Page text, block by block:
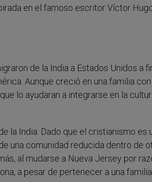
en el famoso escritor Víctor
de la India a Estados Unidos a
Aunque creció en una familia
lo ayudaran a integrarse en la
la India. Dado que el cristianismo es
una comunidad reducida dentro de
al mudarse a Nueva Jersey por
a pesar de pertenecer a una